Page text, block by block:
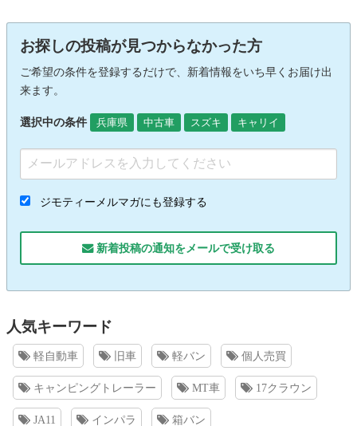
お探しの投稿が見つからなかった方
ご希望の条件を登録するだけで、新着情報をいち早くお届け出
来ます。
選択中の条件 兵庫県 中古車 スズキ キャリイ
ジモティーメルマガにも登録する
新着投稿の通知をメールで受け取る
人気キーワード
軽自動車 旧車 軽バン 個人売買
キャンピングトレーラー MT車 17クラウン
JA11 インパラ 箱バン